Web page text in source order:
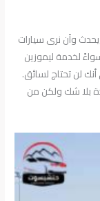
وأن نرى سيارات
سواءً لخدمة ليموزين
أنك لن تحتاج لسائق.
بلا شك ولكن من